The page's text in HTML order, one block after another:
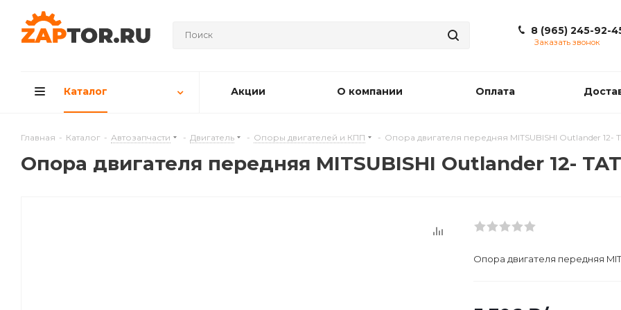
8 (965) 245-92-
Заказать звонок
Каталог Акции О компании Оплата
Главная - Каталог - Автозапчасти - Двигатель - Опоры двигателей и КПП - Опора двигателя передняя MITSUBISHI Outlander 12-
Опора двигателя передняя MITSUBISHI Outlander 12-
Опора двигателя передняя